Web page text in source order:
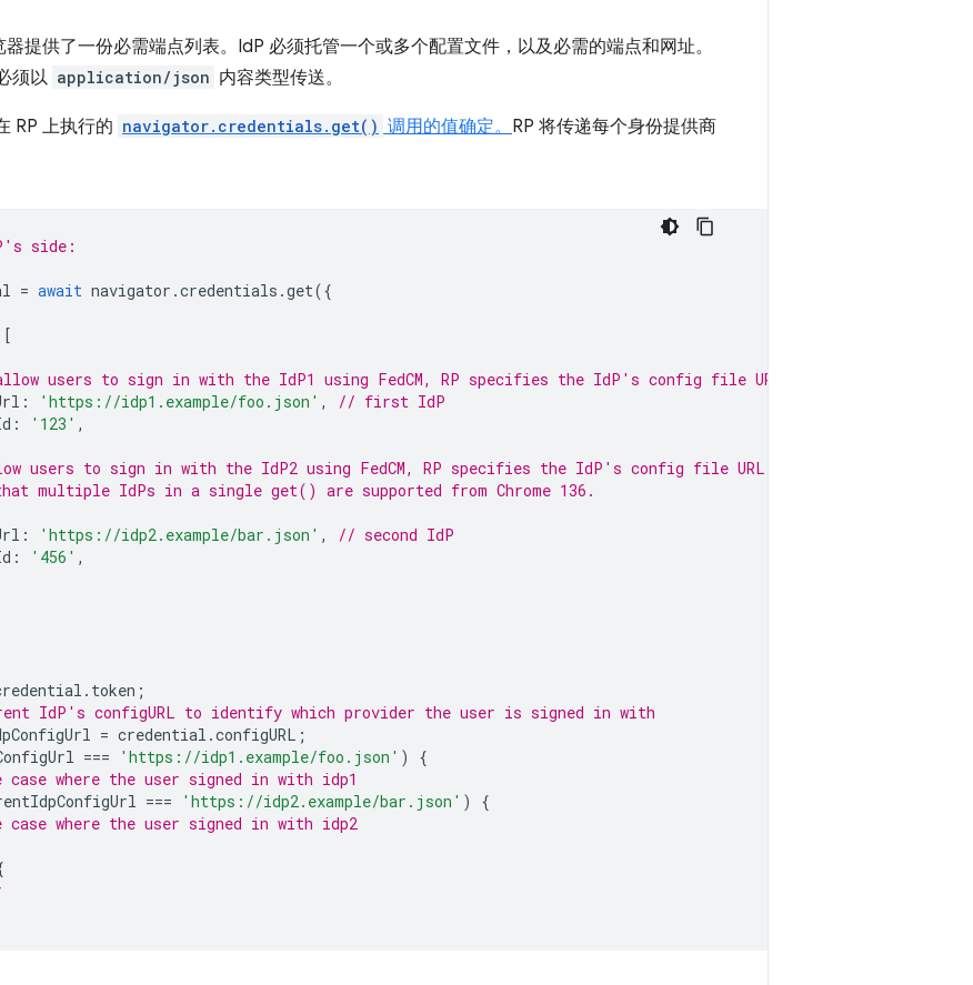
提供了一份必需端点列表。IdP 必须托管一个或多个配置文件，以及必需的端点和网址。
须以 application/json 内容类型传送。
RP 上执行的 navigator.credentials.get() 调用的值确定。 RP 将传递每个身份提供商
side:
= await navigator .credentials .get({
[
users to sign in with the IdP1 using FedCM, RP specifies the IdP's config file URL:
: 'https://idp1.example/foo.json' ,
// first IdP
: '123' ,
users to sign in with the IdP2 using FedCM, RP specifies the IdP's config file URL.
multiple IdPs in a single get() are supported from Chrome 136.
: 'https://idp2.example/bar.json' ,
// second IdP
: '456' ,
. token ;
IdP's configURL to identify which provider the user is signed in with
= credential .configURL ;
=== 'https://idp1.example/foo.json' )
{
where the user signed in with idp1
=== 'https://idp2.example/bar.json' )
{
where the user signed in with idp2